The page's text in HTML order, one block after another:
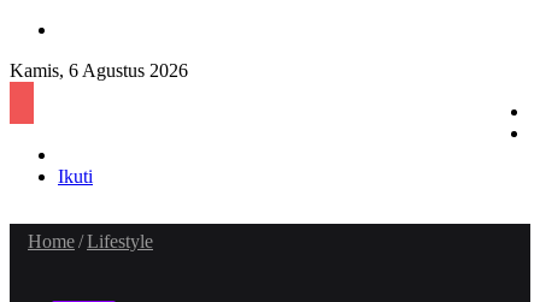
Kamis, 6 Agustus 2026
In
Ikuti
Home/Lifestyle